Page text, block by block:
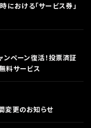
における「サービス券」
ンペーン復活！投票済証
料サービス
変更のお知らせ